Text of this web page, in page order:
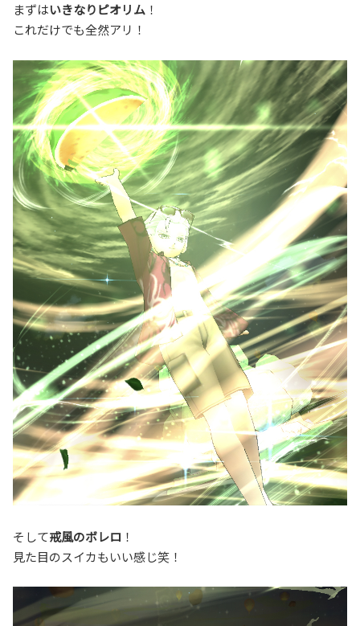
まずはいきなりピオリム ！
これだけでも全然アリ！
そして戒風のボレロ ！
見た目のスイカもいい感じ笑！